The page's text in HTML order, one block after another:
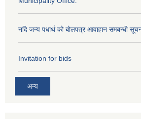
नदि जन्य पधार्थ को बोलपत्र आवाहान समबन्धी
Invitation for bids
अन्य